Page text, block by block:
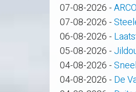
07-08-2026 -
07-08-2026 -
06-08-2026 -
05-08-2026 -
04-08-2026 -
04-08-2026 - De